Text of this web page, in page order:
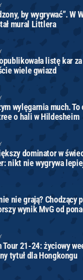
by wygrywać”. W
mural Littlera
listę kar
wiele gwiazd
wylęgarnia much.
o hali w Hildesheim
dominator w
nikt nie wygrywa
nie grają? Chodzący
wynik MvG od
Tour 21-24: życiowy
tytuł dla Hongkongu